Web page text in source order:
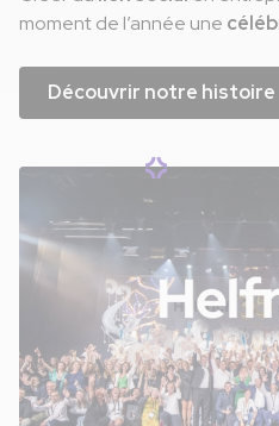
moment de l’année une
Découvrir notre histoire